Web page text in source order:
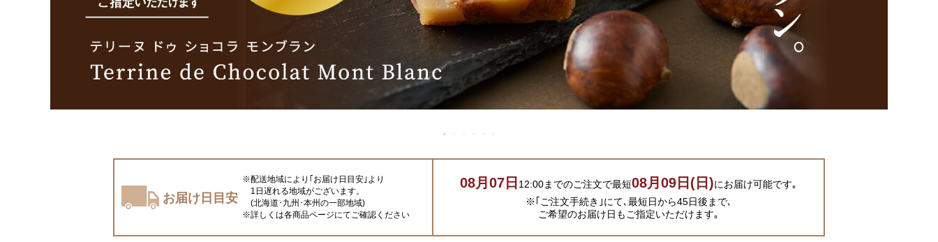
お届け日目安
※配送地域により｢お届け日目安｣より
1日遅れる地域がございます。
(北海道･九州･本州の一部地域)
※詳しくは各商品ページにてご確認ください
08月07 日 12:00までのご注文で最短08月09 日 ( 日)にお届け可能です｡
※｢ご注文手続き｣にて､最短日から45日後まで､
ご希望のお届け日もご指定いただけます｡